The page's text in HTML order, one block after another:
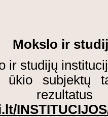
Mokslo ir
ir studijų
ūkio subjektų